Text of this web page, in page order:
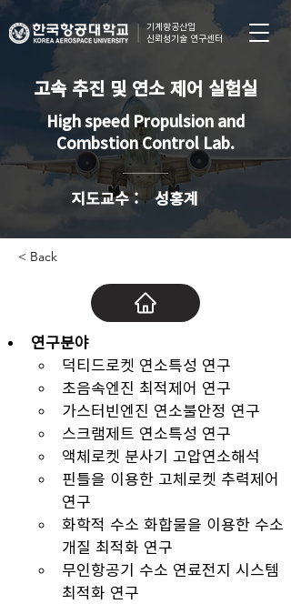
기계항공산업
신뢰성기술 연구센터
고속 추진 및 연소 제어 실험실
High speed Propulsion and
Combstion Control Lab.
​지도교수 : 성홍계
< Back
연구분야
덕티드로켓 연소특성 연구
초음속엔진 최적제어 연구
가스터빈엔진 연소불안정 연구
스크램제트 연소특성 연구
액체로켓 분사기 고압연소해석
핀틀을 이용한 고체로켓 추력제어
연구
화학적 수소 화합물을 이용한 수소
개질 최적화 연구
무인항공기 수소 연료전지 시스템
최적화 연구